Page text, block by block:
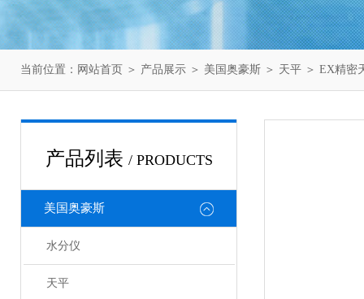
当前位置： 网站首页 ＞ 产品展示 ＞ 美国奥豪斯 ＞ 天平 ＞ EX精密
产品列表 / PRODUCTS
美国奥豪斯
水分仪
天平